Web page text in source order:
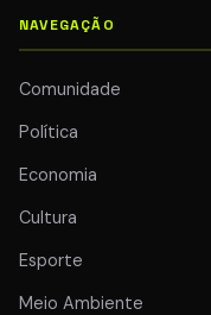
NAVEGAÇÃO
Comunidade
Política
Economia
Cultura
Esporte
Meio Ambiente